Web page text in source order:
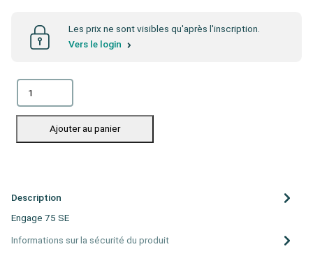
Les prix ne sont visibles qu'après l'inscription.
Vers le login
Ajouter au panier
Description
Engage 75 SE
Informations sur la sécurité du produit